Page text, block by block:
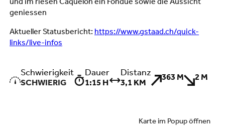
und im riesen Caquelon ein Fondue sowie die Aussicht
geniessen
Aktueller Statusbericht: https://www.gstaad.ch/quick-
links/live-infos
Schwierigkeit
SCHWIERIG
Dauer
1:15 H
Distanz
3,1 KM
363 M 2 M
Karte im Popup öffnen